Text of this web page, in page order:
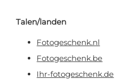
Talen/landen
Fotogeschenk.nl
Fotogeschenk.be
Ihr-fotogeschenk.de